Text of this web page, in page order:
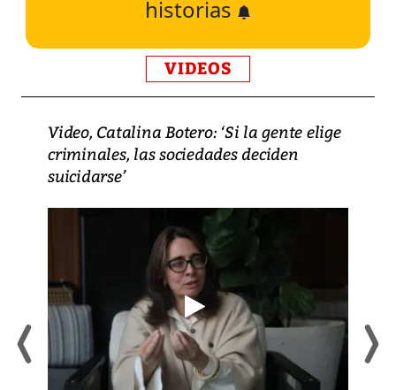
historias
VIDEOS
Video, Catalina Botero: ‘Si la gente elige
criminales, las sociedades deciden
suicidarse’